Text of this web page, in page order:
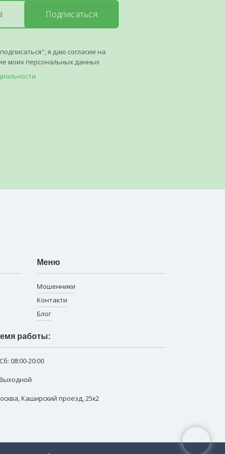
Подписаться
я даю согласие на
моих персональных данных
Меню
Мошенники
Контакти
Блог
работы:
08:00-20:00
,Каширский проезд, 25к2